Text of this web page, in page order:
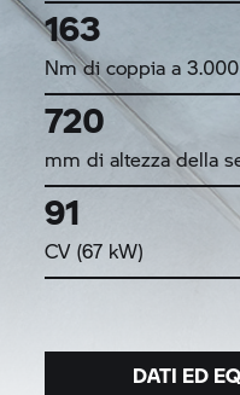
163
Nm di coppia a
720
mm di altezza della
91
CV (67 kW)
DATI ED